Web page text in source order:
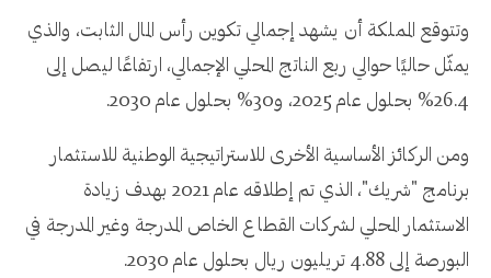
وتتوقع المملكة أن يشهد إجمالي تكوين رأس المال الثابت، والذي
يمثّل حاليًا حوالي ربع الناتج المحلي الإجمالي، ارتفاعًا ليصل إلى
26.4% بحلول عام 2025، و30% بحلول عام 2030.
ومن الركائز الأساسية الأخرى للاستراتيجية الوطنية للاستثمار
برنامج "شريك"، الذي تم إطلاقه عام 2021 بهدف زيادة
الاستثمار المحلي لشركات القطاع الخاص المدرجة وغير المدرجة في
البورصة إلى 4.88 تريليون ريال بحلول عام 2030.